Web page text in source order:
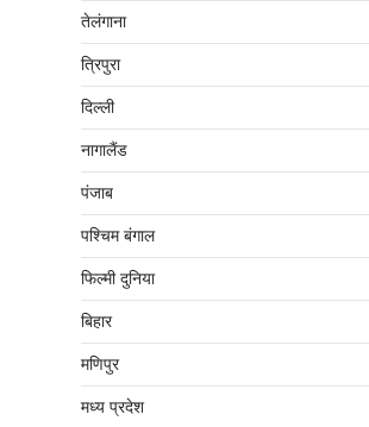
तेलंगाना
त्रिपुरा
दिल्‍ली
नागालैंड
पंजाब
पश्चिम बंगाल
फिल्मी दुनिया
बिहार
मणिपुर
मध्‍य प्रदेश